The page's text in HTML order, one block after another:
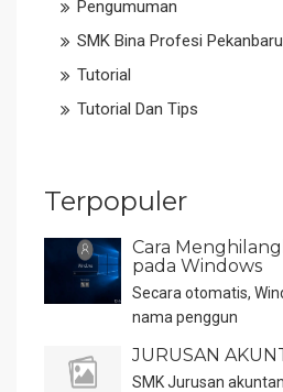
Pengumuman
SMK Bina Profesi Pekanbaru
Tutorial
Tutorial Dan Tips
Terpopuler
Cara
pada Windows
Secara otomatis,
nama penggun
JURUSAN
SMK Jurusan